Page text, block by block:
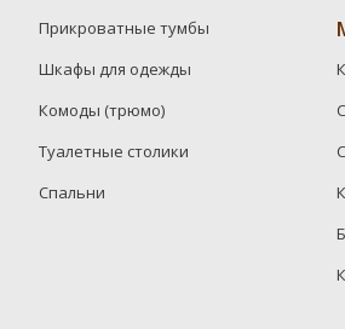
Прикроватные тумбы
Шкафы для одежды
Комоды (трюмо)
Туалетные столики
Спальни